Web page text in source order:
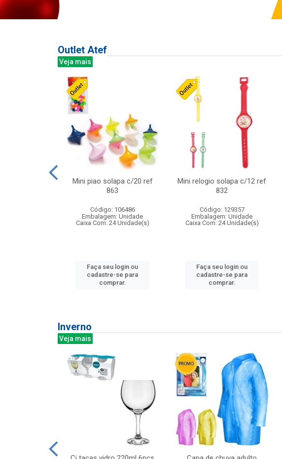
Outlet Atef
Veja mais
Mini piao solapa c/20 ref
863
Código: 106486
Embalagem: Unidade
Caixa Com: 24 Unidade(s)
Faça seu login ou
cadastre-se para
comprar.
Mini relogio solapa c/12 ref
832
Código: 129357
Embalagem: Unidade
Caixa Com: 24 Unidade(s)
Faça seu login ou
cadastre-se para
comprar.
Inverno
Veja mais